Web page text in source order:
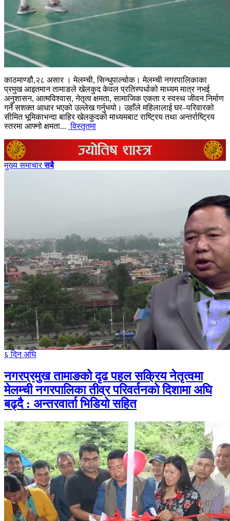
काठमाण्डौ,२८ असार । मेलम्ची, सिन्धुपाल्चोक। मेलम्ची नगरपालिकाका
प्रमुख आइतमान तामाङले खेलकुद केवल प्रतिस्पर्धाको माध्यम मात्र नभई
अनुशासन, आत्मविश्वास, नेतृत्व क्षमता, सामाजिक एकता र स्वस्थ जीवन निर्माण
गर्ने सशक्त आधार भएको उल्लेख गर्नुभयो। उहाँले महिलालाई घर–परिवारको
सीमित भूमिकाभन्दा बाहिर खेलकुदको माध्यमबाट राष्ट्रिय तथा अन्तर्राष्ट्रिय
स्तरमा आफ्नो क्षमता... विस्तृतमा
मुख्य समाचार सबै
६ दिन अघि
नगरप्रमुख तामाङको दृढ पहल सक्रिय नेतृत्वमा
मेलम्ची नगरपालिका तीव्र परिवर्तनको दिशामा अघि
बढ्दै : अन्तरवार्ता भिडियो सहित